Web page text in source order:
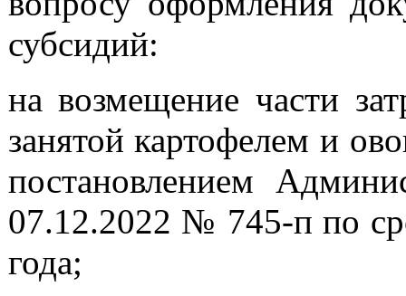
субсидий:
на возмещение части
занятой картофелем и
постановлением
07.12.2022 № 745-п по
года;